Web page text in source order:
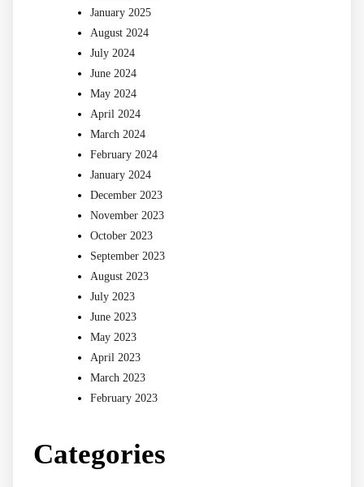
January 2025
August 2024
July 2024
June 2024
May 2024
April 2024
March 2024
February 2024
January 2024
December 2023
November 2023
October 2023
September 2023
August 2023
July 2023
June 2023
May 2023
April 2023
March 2023
February 2023
Categories